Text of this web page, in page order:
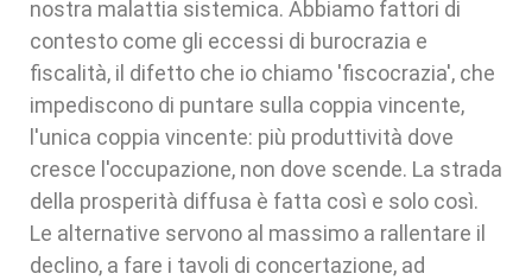
nostra malattia sistemica. Abbiamo fattori di
contesto come gli eccessi di burocrazia e
fiscalità, il difetto che io chiamo 'fiscocrazia', che
impediscono di puntare sulla coppia vincente,
l'unica coppia vincente: più produttività dove
cresce l'occupazione, non dove scende. La strada
della prosperità diffusa è fatta così e solo così.
Le alternative servono al massimo a rallentare il
declino, a fare i tavoli di concertazione, ad